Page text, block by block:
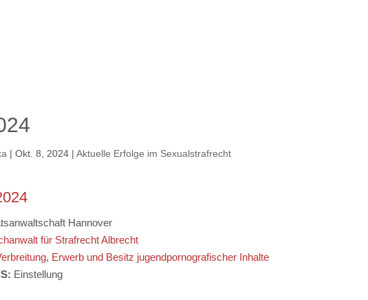
| Okt. 8, 2024| Aktuelle Erfolge im Sexualstrafrecht
Hannover
für Strafrecht Albrecht
Erwerb und Besitz jugendpornografischer Inhalte
Einstellung